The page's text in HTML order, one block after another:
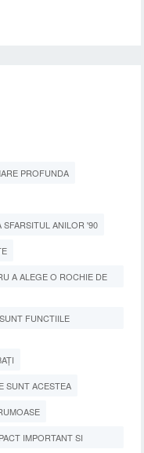
PROFUNDA
SFARSITUL ANILOR '90
A ALEGE O ROCHIE DE
FUNCTIILE
SUNT ACESTEA
IMPORTANT SI